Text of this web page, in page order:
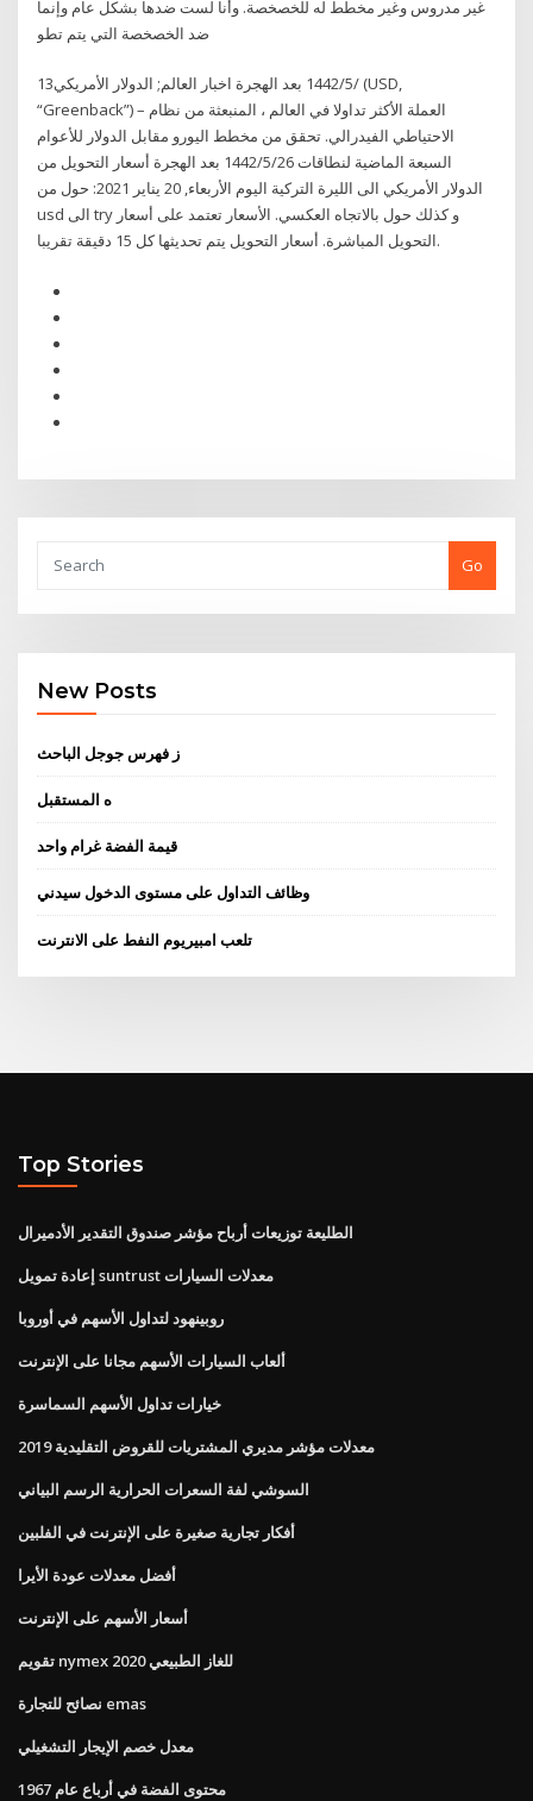
غير مدروس وغير مخطط له للخصخصة. وأنا لست ضدها بشكل عام وإنما
ضد الخصخصة التي يتم تطو
13‏‏/5‏‏/1442 بعد الهجرة اخبار العالم; الدولار الأمريكي (USD,
“Greenback”) – العملة الأكثر تداولا في العالم ، المنبعثة من نظام
الاحتياطي الفيدرالي. تحقق من مخطط اليورو مقابل الدولار للأعوام
السبعة الماضية لنطاقات 26‏‏/5‏‏/1442 بعد الهجرة أسعار التحويل من
الدولار الأمريكي الى الليرة التركية اليوم الأربعاء, 20 يناير 2021: حول من
usd الى try و كذلك حول بالاتجاه العكسي. الأسعار تعتمد على أسعار
التحويل المباشرة. أسعار التحويل يتم تحديثها كل 15 دقيقة تقريبا.
Go
New Posts
ز فهرس جوجل الباحث
ه المستقبل
قيمة الفضة غرام واحد
وظائف التداول على مستوى الدخول سيدني
تلعب امبيريوم النفط على الانترنت
Top Stories
الطليعة توزيعات أرباح مؤشر صندوق التقدير الأدميرال
إعادة تمويل suntrust معدلات السيارات
روبينهود لتداول الأسهم في أوروبا
ألعاب السيارات الأسهم مجانا على الإنترنت
خيارات تداول الأسهم السماسرة
معدلات مؤشر مديري المشتريات للقروض التقليدية 2019
السوشي لفة السعرات الحرارية الرسم البياني
أفكار تجارية صغيرة على الإنترنت في الفلبين
أفضل معدلات عودة الأيرا
أسعار الأسهم على الإنترنت
تقويم nymex للغاز الطبيعي 2020
نصائح للتجارة emas
معدل خصم الإيجار التشغيلي
محتوى الفضة في أرباع عام 1967